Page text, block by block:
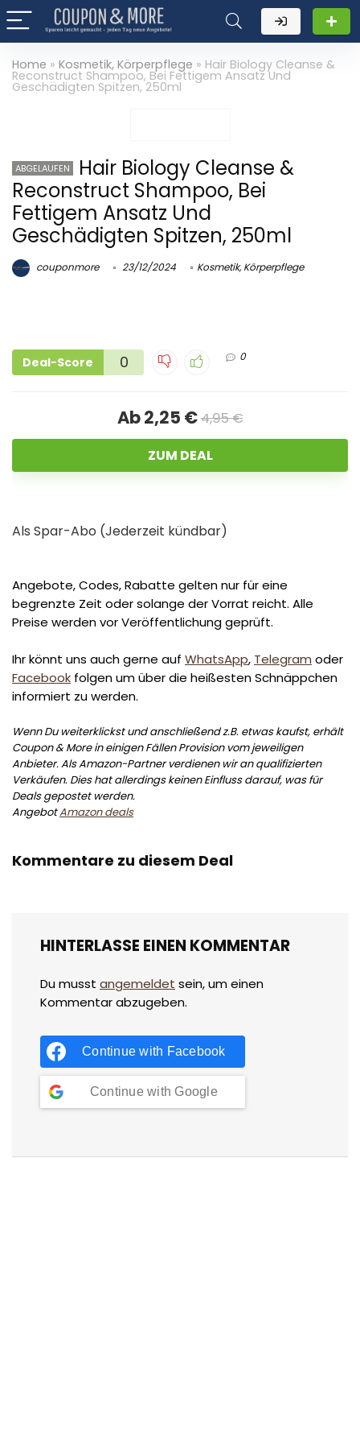
Home » Kosmetik, Körperpflege » Hair Biology Cleanse &
Reconstruct Shampoo, Bei Fettigem Ansatz Und
Geschädigten Spitzen, 250ml
ABGELAUFEN
Hair Biology Cleanse &
Reconstruct Shampoo, Bei
Fettigem Ansatz Und
Geschädigten Spitzen, 250ml
couponmore 23/12/2024 Kosmetik, Körperpflege
Deal-Score 0 0
Ab 2,25 €4,95 €
ZUM DEAL
Als Spar-Abo (Jederzeit kündbar)
Angebote, Codes, Rabatte gelten nur für eine
begrenzte Zeit oder solange der Vorrat reicht. Alle
Preise werden vor Veröffentlichung geprüft.
Ihr könnt uns auch gerne auf WhatsApp, Telegram oder
Facebook folgen um über die heißesten Schnäppchen
informiert zu werden.
Wenn Du weiterklickst und anschließend z.B. etwas kaufst, erhält
Coupon & More in einigen Fällen Provision vom jeweiligen
Anbieter. Als Amazon-Partner verdienen wir an qualifizierten
Verkäufen. Dies hat allerdings keinen Einfluss darauf, was für
Deals gepostet werden.
AngebotAmazon deals
Kommentare zu diesem Deal
HINTERLASSE EINEN KOMMENTAR
Du musst angemeldet sein, um einen
Kommentar abzugeben.
Continue with Facebook
Continue with Google